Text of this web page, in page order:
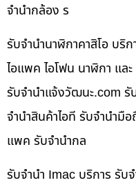
จำนำกล้อง ร
รับจำนำนาฬิกาคาสิโอ บริ
ไอแพค ไอโฟน นาฬิกา แล
รับจํานําแจ้งวัฒนะ.com รั
จำนำสินค้าไอที รับจำนำมื
แพค รับจำนำกล
รับจำนำ Imac บริการ รับ